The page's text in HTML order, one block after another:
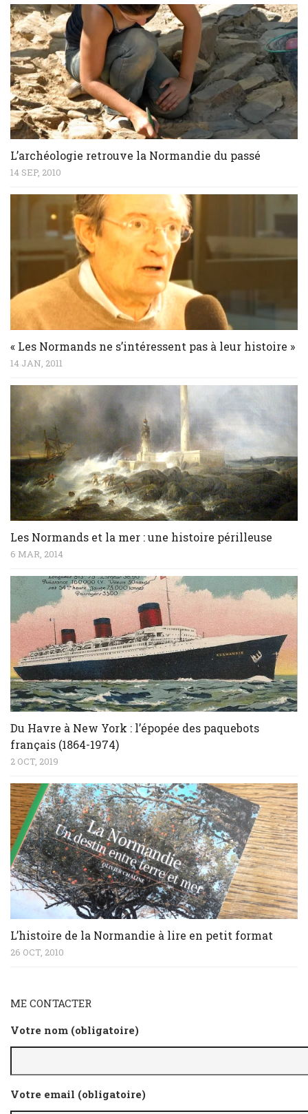
L’archéologie retrouve la Normandie du passé
14 SEP, 2010
« Les Normands ne s’intéressent pas à leur histoire »
14 JAN, 2011
Les Normands et la mer : une histoire périlleuse
6 MAR, 2014
Du Havre à New York : l’épopée des paquebots
français (1864-1974)
2 OCT, 2019
L’histoire de la Normandie à lire en petit format
26 OCT, 2010
ME CONTACTER
Votre nom (obligatoire)
Votre email (obligatoire)